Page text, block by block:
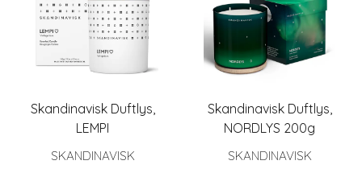
Skandinavisk Duftlys,
LEMPI
SKANDINAVISK
Skandinavisk Duftlys,
NORDLYS 200g
SKANDINAVISK